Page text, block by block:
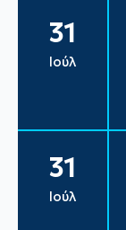
31
Ιούλ
31
Ιούλ